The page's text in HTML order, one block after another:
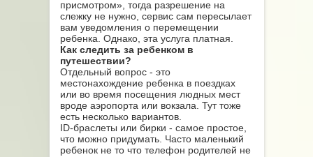
присмотром», тогда разрешение на
слежку не нужно, сервис сам пересылает
вам уведомления о перемещении
ребенка. Однако, эта услуга платная.
Как следить за ребенком в
путешествии?
Отдельный вопрос - это
местонахождение ребенка в поездках
или во время посещения людных мест
вроде аэропорта или вокзала. Тут тоже
есть несколько вариантов.
ID-браслеты или бирки - самое простое,
что можно придумать. Часто маленький
ребенок не то что телефон родителей не